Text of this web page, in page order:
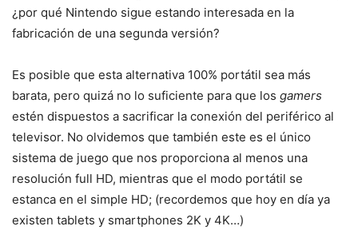
¿por qué Nintendo sigue estando interesada en la
fabricación de una segunda versión?
Es posible que esta alternativa 100% portátil sea más
barata, pero quizá no lo suficiente para que los gamers
estén dispuestos a sacrificar la conexión del periférico al
televisor. No olvidemos que también este es el único
sistema de juego que nos proporciona al menos una
resolución full HD, mientras que el modo portátil se
estanca en el simple HD; (recordemos que hoy en día ya
existen tablets y smartphones 2K y 4K…)